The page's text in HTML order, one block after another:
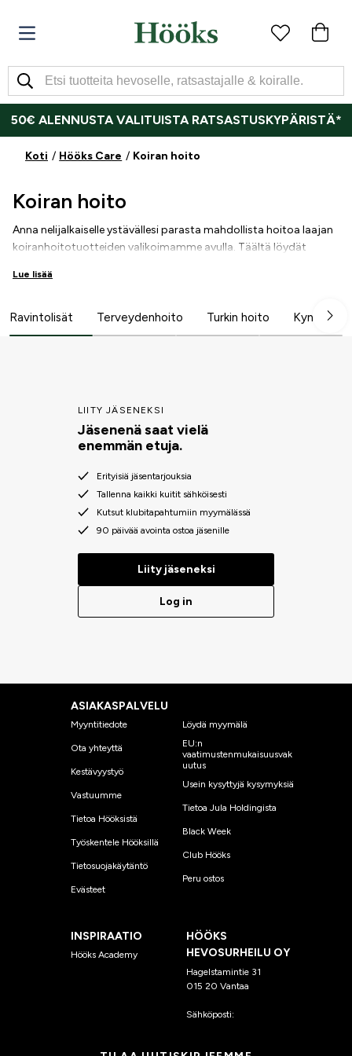
50€ ALENNUSTA VALITUISTA RATSASTUSKYPÄRISTÄ*
Koti Hööks Care Koiran hoito
Koiran hoito
Anna nelijalkaiselle ystävällesi parasta mahdollista hoitoa laajan
koiranhoitotuotteiden valikoimamme avulla. Täältä löydät
kaikkea, mikä saa koirasi tuntemaan olonsa hyväksi ja
ovat hellävaraisia koirallesi. Tutustu valikoimaamme ja löydä
oikeat tuotteet koirasi tarpeisiin!
Lue lisää
Ravintolisät Terveydenhoito Turkin hoito Kynsien &
LIITY JÄSENEKSI
Jäsenenä saat vielä
enemmän etuja.
Erityisiä jäsentarjouksia
Tallenna kaikki kuitit sähköisesti
Kutsut klubitapahtumiin myymälässä
90 päivää avointa ostoa jäsenille
Liity jäseneksi
Log in
ASIAKASPALVELU
Myyntitiedote
Ota yhteyttä
Kestävyystyö
Vastuumme
Tietoa Hööksistä
Työskentele Hööksillä
Tietosuojakäytäntö
Evästeet
Löydä myymälä
EU:n
vaatimustenmukaisuusvak
uutus
Usein kysyttyjä kysymyksiä
Tietoa Jula Holdingista
Black Week
Club Hööks
Peru ostos
INSPIRAATIO
Hööks Academy
HÖÖKS
HEVOSURHEILU OY
Hagelstamintie 31
015 20 Vantaa
Sähköposti: